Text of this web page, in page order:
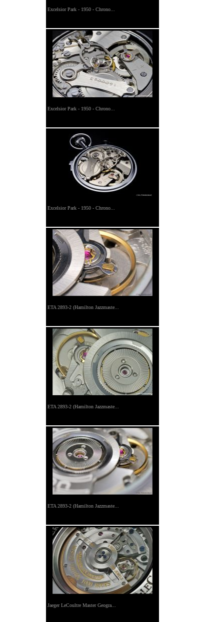
Excelsior Park - 1950 - Chrono...
Excelsior Park - 1950 - Chrono...
Excelsior Park - 1950 - Chrono...
ETA 2893-2 (Hamilton Jazzmaste...
ETA 2893-2 (Hamilton Jazzmaste...
ETA 2893-2 (Hamilton Jazzmaste...
Jaeger LeCoultre Master Geogra...